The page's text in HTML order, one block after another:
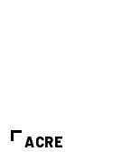
ACRE